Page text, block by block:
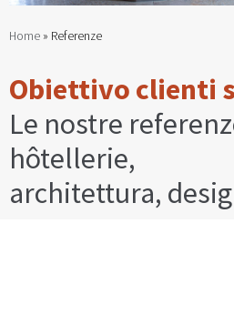
Home » Referenze
Obiettivo clienti
Le nostre
hôtellerie,
architettura,